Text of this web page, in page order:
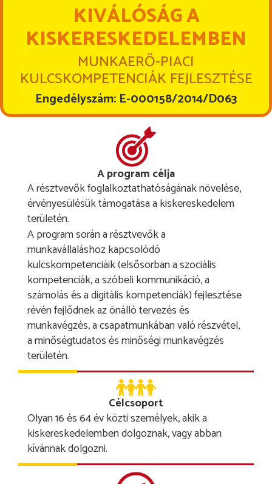
KIVÁLÓSÁG A
KISKERESKEDELEMBEN
MUNKAERŐ-PIACI
KULCSKOMPETENCIÁK FEJLESZTÉSE
Engedélyszám: E-000158/2014/D063
A program célja
A résztvevők foglalkoztathatóságának növelése,
érvényesülésük támogatása a kiskereskedelem
területén.
A program során a résztvevők a
munkavállaláshoz kapcsolódó
kulcskompetenciáik (elsősorban a szociális
kompetenciák, a szóbeli kommunikáció, a
számolás és a digitális kompetenciák) fejlesztése
révén fejlődnek az önálló tervezés és
munkavégzés, a csapatmunkában való részvétel,
a minőségtudatos és minőségi munkavégzés
területén.
Célcsoport
Olyan 16 és 64 év közti személyek, akik a
kiskereskedelemben dolgoznak, vagy abban
kívánnak dolgozni.